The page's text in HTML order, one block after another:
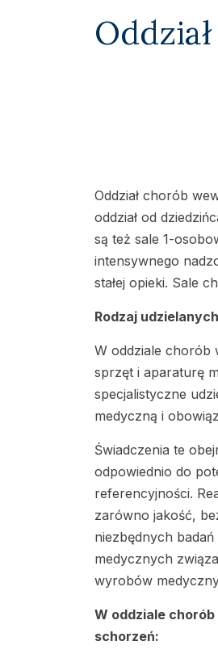
Oddział chorób
oddział od
są też sale 1-
intensywnego
stałej opieki. Sale
Rodzaj
W oddziale chorób
sprzęt i aparaturę
specjalistyczne
medyczną i
Świadczenia te
odpowiednio do
referencyjności.
zarówno jakość,
niezbędnych
medycznych
wyrobów
W oddziale
schorzeń: